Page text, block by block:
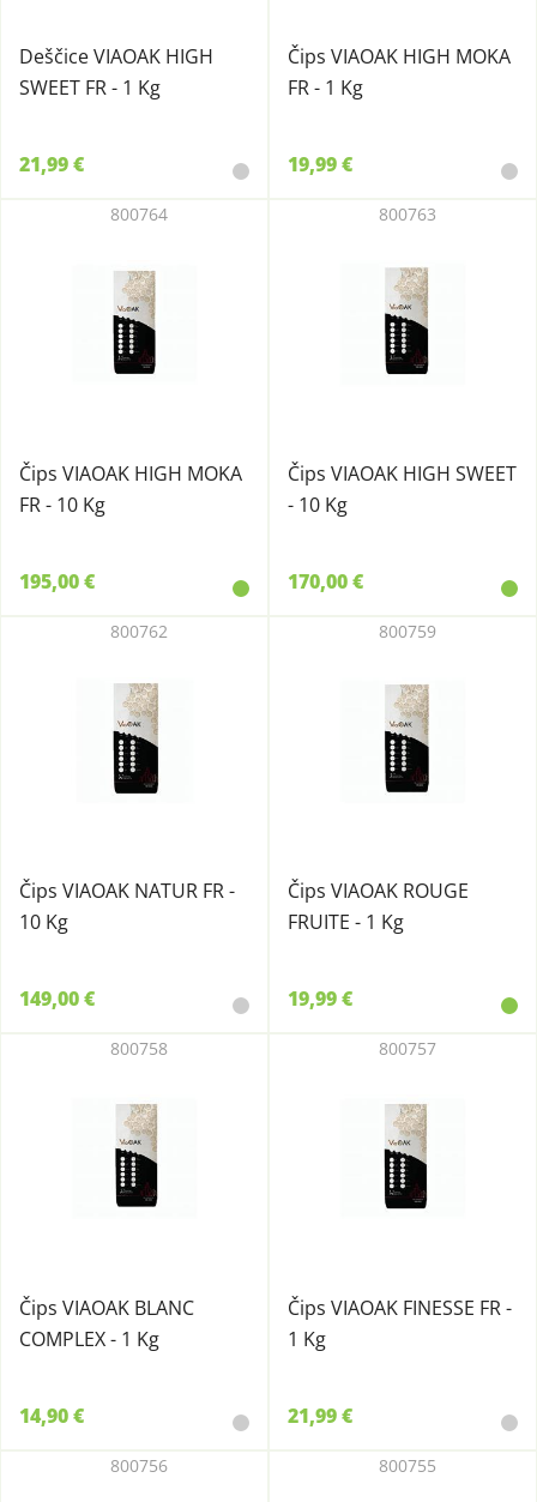
Deščice VIAOAK HIGH
SWEET FR - 1 Kg
21,99 €
Čips VIAOAK HIGH MOKA
FR - 1 Kg
19,99 €
Čips VIAOAK HIGH MOKA
FR - 10 Kg
800764
195,00 €
Čips VIAOAK HIGH SWEET
- 10 Kg
800763
170,00 €
Čips VIAOAK NATUR FR -
10 Kg
800762
149,00 €
Čips VIAOAK ROUGE
FRUITE - 1 Kg
800759
19,99 €
Čips VIAOAK BLANC
COMPLEX - 1 Kg
800758
14,90 €
Čips VIAOAK FINESSE FR -
1 Kg
800757
21,99 €
800756 800755